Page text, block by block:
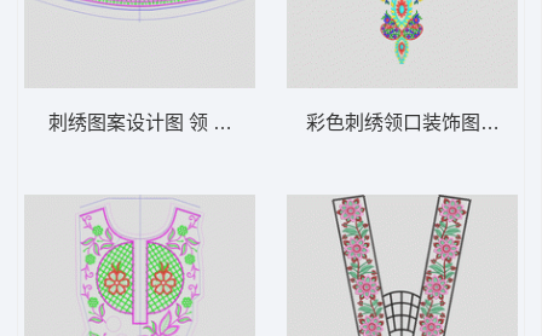
刺绣图案设计图 领 衣边下摆 中东阿拉伯 泰彩色刺绣领口装饰图案 领